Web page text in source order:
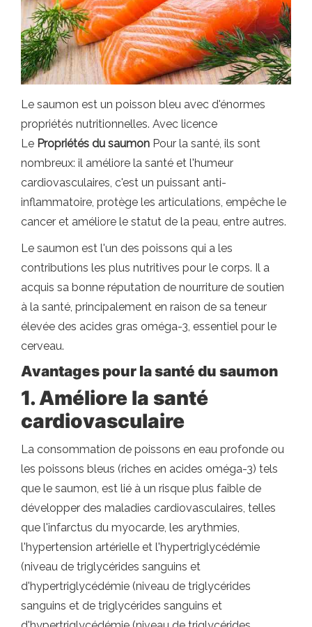
Le saumon est un poisson bleu avec d'énormes
propriétés nutritionnelles. Avec licence
Le Propriétés du saumon Pour la santé, ils sont
nombreux: il améliore la santé et l'humeur
cardiovasculaires, c'est un puissant anti-
inflammatoire, protège les articulations, empêche le
cancer et améliore le statut de la peau, entre autres.
Le saumon est l'un des poissons qui a les
contributions les plus nutritives pour le corps. Il a
acquis sa bonne réputation de nourriture de soutien
à la santé, principalement en raison de sa teneur
élevée des acides gras oméga-3, essentiel pour le
cerveau.
Avantages pour la santé du saumon
1. Améliore la santé
cardiovasculaire
La consommation de poissons en eau profonde ou
les poissons bleus (riches en acides oméga-3) tels
que le saumon, est lié à un risque plus faible de
développer des maladies cardiovasculaires, telles
que l'infarctus du myocarde, les arythmies,
l'hypertension artérielle et l'hypertriglycédémie
(niveau de triglycérides sanguins et
d'hypertriglycédémie (niveau de triglycérides
sanguins et de triglycérides sanguins et